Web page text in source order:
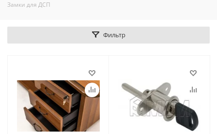
Замки для ДСП
Фильтр